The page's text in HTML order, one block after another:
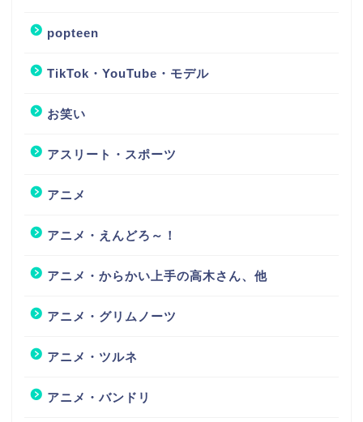
popteen
TikTok・YouTube・モデル
お笑い
アスリート・スポーツ
アニメ
アニメ・えんどろ～！
アニメ・からかい上手の高木さん、他
アニメ・グリムノーツ
アニメ・ツルネ
アニメ・バンドリ